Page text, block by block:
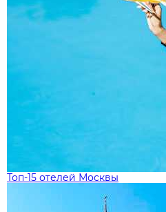
Топ-15 отелей Москвы